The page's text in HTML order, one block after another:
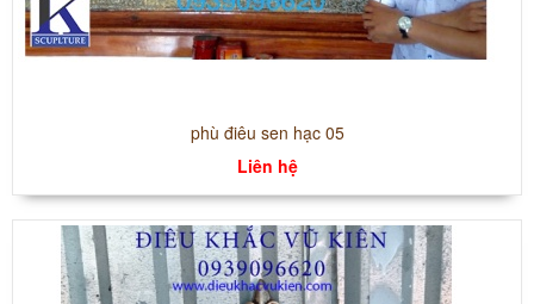
phù điêu sen hạc 05
Liên hệ